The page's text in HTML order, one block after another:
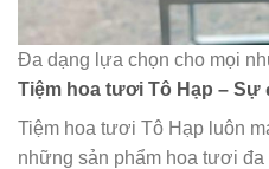
Đa dạng lựa chọn cho mọi
Tiệm hoa tươi Tô Hạp –
Tiệm hoa tươi Tô Hạp luôn
những sản phẩm hoa tươi